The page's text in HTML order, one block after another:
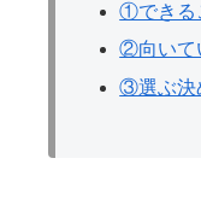
①できる
②向いて
③選ぶ決